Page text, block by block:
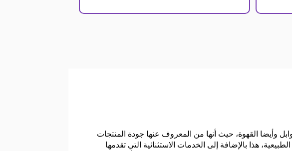
وأيضا القهوة، حيث أنها من المعروف عنها جودة المنتجات
هذا بالإضافة إلى الخدمات الاستثنائية التي تقدمها